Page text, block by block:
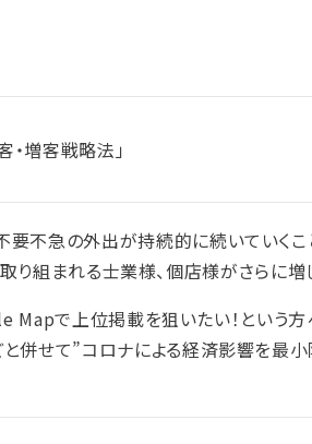
増客戦略法」
不急の外出が持続的に続いていくこ
組まれる士業様、個店様がさらに増し
Mapで上位掲載を狙いたい！という
併せて”コロナによる経済影響を最